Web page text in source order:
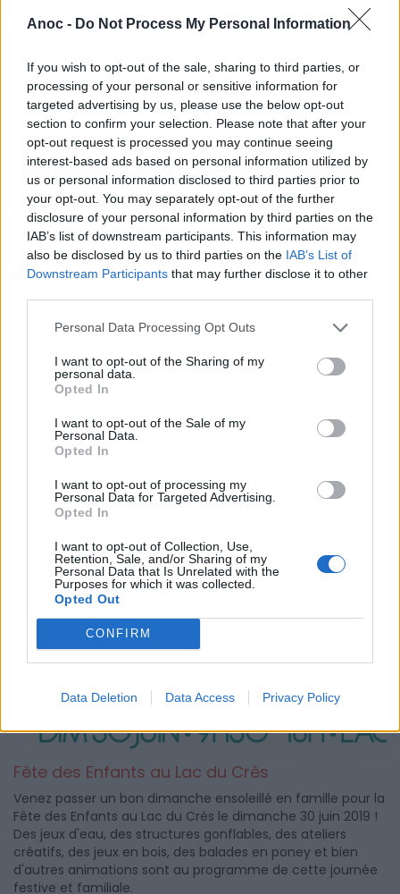
Anoc - Do Not Process My Personal Information
If you wish to opt-out of the sale, sharing to third parties, or
processing of your personal or sensitive information for
targeted advertising by us, please use the below opt-out
section to confirm your selection. Please note that after your
opt-out request is processed you may continue seeing
interest-based ads based on personal information utilized by
us or personal information disclosed to third parties prior to
your opt-out. You may separately opt-out of the further
disclosure of your personal information by third parties on the
IAB’s list of downstream participants. This information may
also be disclosed by us to third parties on the IAB’s List of
Downstream Participants that may further disclose it to other
Personal Data Processing Opt Outs
I want to opt-out of the Sharing of my
personal data.
Opted In
I want to opt-out of the Sale of my
Personal Data.
Opted In
I want to opt-out of processing my
Personal Data for Targeted Advertising.
Opted In
I want to opt-out of Collection, Use,
Retention, Sale, and/or Sharing of my
Personal Data that Is Unrelated with the
Purposes for which it was collected.
Opted Out
CONFIRM
Data Deletion Data Access Privacy Policy
ÉVÉNEMENTS PASSÉS
Solar Festival
Le Solar Festival, c'est le nouveau festival musical de la
région, qui se déroule dans le cadre bucolique et frais du
Lac du Crès le samedi 1 juillet 2023.
Fête des Enfants au Lac du Crès
Venez passer un bon dimanche ensoleillé en famille pour la
Fête des Enfants au Lac du Crès le dimanche 30 juin 2019 !
Des jeux d'eau, des structures gonflables, des ateliers
créatifs, des jeux en bois, des balades en poney et bien
d'autres animations sont au programme de cette journée
festive et familiale.